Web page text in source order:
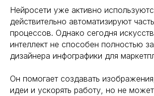
Нейросети уже активно
действительно автоматизируют
процессов. Однако сегодня
интеллект не способен полностью
дизайнера инфографики для
Он помогает создавать
идеи и ускорять работу, но не